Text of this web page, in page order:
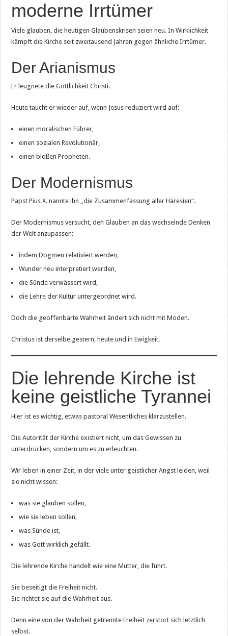
moderne Irrtümer
Viele glauben, die heutigen Glaubenskrisen seien neu. In Wirklichkeit
kämpft die Kirche seit zweitausend Jahren gegen ähnliche Irrtümer.
Der Arianismus
Er leugnete die Göttlichkeit Christi.
Heute taucht er wieder auf, wenn Jesus reduziert wird auf:
einen moralischen Führer,
einen sozialen Revolutionär,
einen bloßen Propheten.
Der Modernismus
Papst Pius X. nannte ihn „die Zusammenfassung aller Häresien“.
Der Modernismus versucht, den Glauben an das wechselnde Denken
der Welt anzupassen:
indem Dogmen relativiert werden,
Wunder neu interpretiert werden,
die Sünde verwässert wird,
die Lehre der Kultur untergeordnet wird.
Doch die geoffenbarte Wahrheit ändert sich nicht mit Moden.
Christus ist derselbe gestern, heute und in Ewigkeit.
Die lehrende Kirche ist
keine geistliche Tyrannei
Hier ist es wichtig, etwas pastoral Wesentliches klarzustellen.
Die Autorität der Kirche existiert nicht, um das Gewissen zu
unterdrücken, sondern um es zu erleuchten.
Wir leben in einer Zeit, in der viele unter geistlicher Angst leiden, weil
sie nicht wissen:
was sie glauben sollen,
wie sie leben sollen,
was Sünde ist,
was Gott wirklich gefällt.
Die lehrende Kirche handelt wie eine Mutter, die führt.
Sie beseitigt die Freiheit nicht.
Sie richtet sie auf die Wahrheit aus.
Denn eine von der Wahrheit getrennte Freiheit zerstört sich letztlich
selbst.